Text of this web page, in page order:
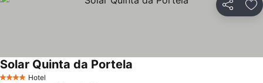
Partilhar
4 EstrelasHotel
Solar Quinta da Portela